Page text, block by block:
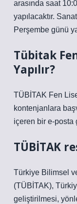
arasında saat
yapılacaktır.
Perşembe günü
Tübitak
Yapılır?
TÜBİTAK Fen
kontenjanlara
içeren bir e-posta
TÜBİTAK
Türkiye Bilimsel
(TÜBİTAK),
geliştirilmesi,